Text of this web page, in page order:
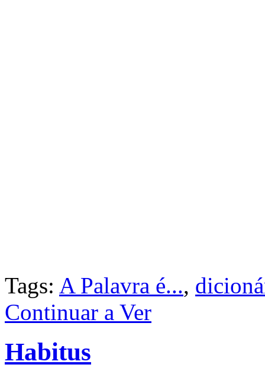
Tags: A Palavra é...,
Continuar a Ver
Habitus